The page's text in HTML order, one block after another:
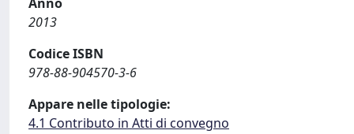
2013
Codice ISBN
978-88-904570-3-6
Appare nelle tipologie:
4.1 Contributo in Atti di convegno